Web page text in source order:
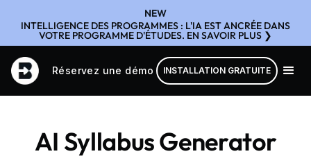
NEW
INTELLIGENCE DES PROGRAMMES : L'IA EST ANCRÉE DANS
VOTRE PROGRAMME D'ÉTUDES. EN SAVOIR PLUS ❯
Réservez une démo INSTALLATION GRATUITE
AI Syllabus Generator